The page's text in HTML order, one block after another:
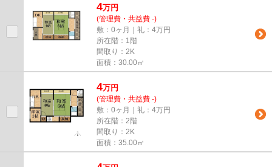
4万円
(管理費・共益費 -)
敷：0ヶ月｜礼：4万円
所在階：1階
間取り：2K
面積：30.00㎡
4万円
(管理費・共益費 -)
敷：0ヶ月｜礼：4万円
所在階：2階
間取り：2K
面積：35.00㎡